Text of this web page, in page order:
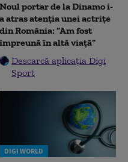
Noul portar de la Dinamo i-
a atras atenția unei actrițe
din România: ”Am fost
împreună în altă viață”
Descarcă aplicația Digi
Sport
DIGI WORLD